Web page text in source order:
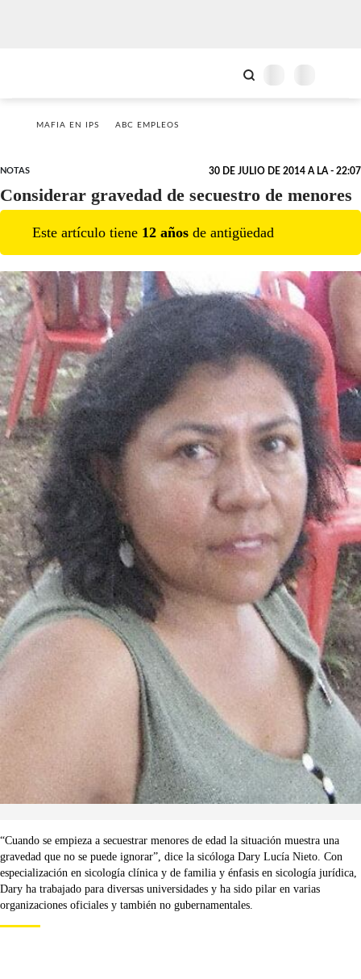
MAFIA EN IPS ABC EMPLEOS
NOTAS 30 DE JULIO DE 2014 A LA - 22:07
Considerar gravedad de secuestro de menores
Este artículo tiene 12 años de antigüedad
“Cuando se empieza a secuestrar menores de edad la situación muestra una
gravedad que no se puede ignorar”, dice la sicóloga Dary Lucía Nieto. Con
especialización en sicología clínica y de familia y énfasis en sicología jurídica,
Dary ha trabajado para diversas universidades y ha sido pilar en varias
organizaciones oficiales y también no gubernamentales.